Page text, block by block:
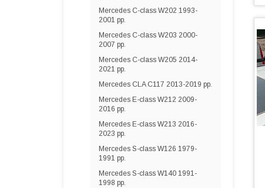
Mercedes C-class W202 1993-
2001 рр.
Mercedes C-class W203 2000-
2007 рр.
Mercedes C-сlass W205 2014-
2021 рр.
Mercedes CLA C117 2013-2019 рр.
Mercedes E-сlass W212 2009-
2016 рр.
Mercedes E-сlass W213 2016-
2023 рр.
Mercedes S-сlass W126 1979-
1991 рр.
Mercedes S-сlass W140 1991-
1998 рр.